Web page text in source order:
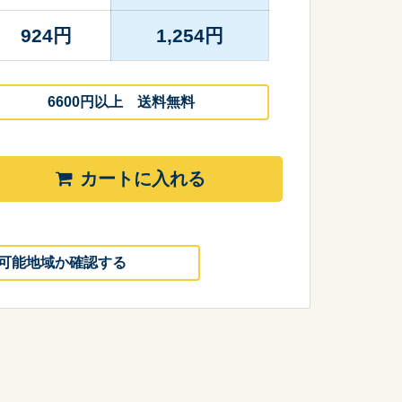
924円 1,254円
6600円以上 送料無料
カートに入れる
能地域か確認する